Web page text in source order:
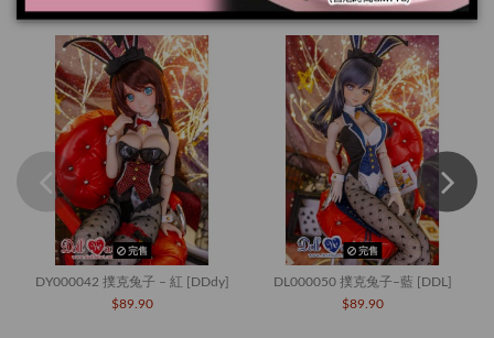
完售
DY000042 撲克兔子 – 紅 [DDdy]
$89.90
完售
DL000050 撲克兔子–藍 [DDL]
$89.90